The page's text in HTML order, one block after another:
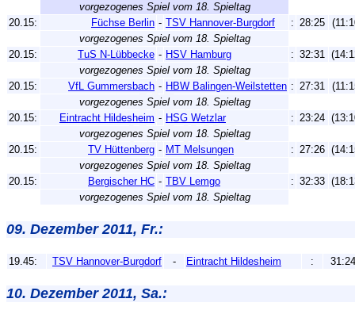
vorgezogenes Spiel vom 18. Spieltag
20.15:
Füchse Berlin - TSV Hannover-Burgdorf : 28:25
vorgezogenes Spiel vom 18. Spieltag
20.15:
TuS N-Lübbecke - HSV Hamburg : 32:31
vorgezogenes Spiel vom 18. Spieltag
20.15:
VfL Gummersbach - HBW Balingen-Weilstetten : 27:31
vorgezogenes Spiel vom 18. Spieltag
20.15:
Eintracht Hildesheim - HSG Wetzlar : 23:24
vorgezogenes Spiel vom 18. Spieltag
20.15:
TV Hüttenberg - MT Melsungen : 27:26
vorgezogenes Spiel vom 18. Spieltag
20.15:
Bergischer HC - TBV Lemgo : 32:33
vorgezogenes Spiel vom 18. Spieltag
09. Dezember 2011, Fr.:
19.45: TSV Hannover-Burgdorf - Eintracht Hildesheim : 31:24
10. Dezember 2011, Sa.: